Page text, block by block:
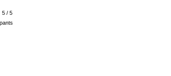
5 / 5